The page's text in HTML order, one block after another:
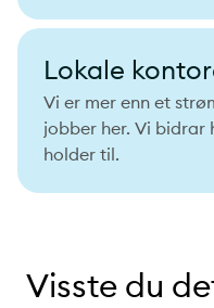
Lokale
Vi er mer enn et
jobber her. Vi bidrar
holder til.
Visste du